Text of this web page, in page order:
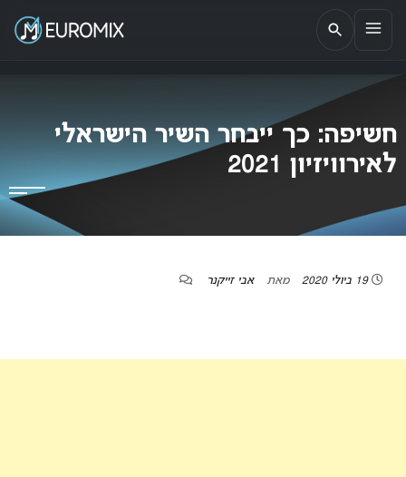
EUROMIX
אתר הבית של האירוויזיון בישראל
חשיפה: כך ייבחר השיר הישראלי
לאירוויזיון 2021
19 ביולי 2020 מאת אבי זייקנר